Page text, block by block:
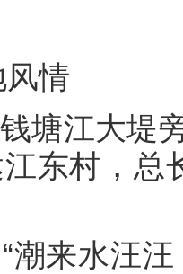
情
塘江大堤
东村，总
潮来水汪